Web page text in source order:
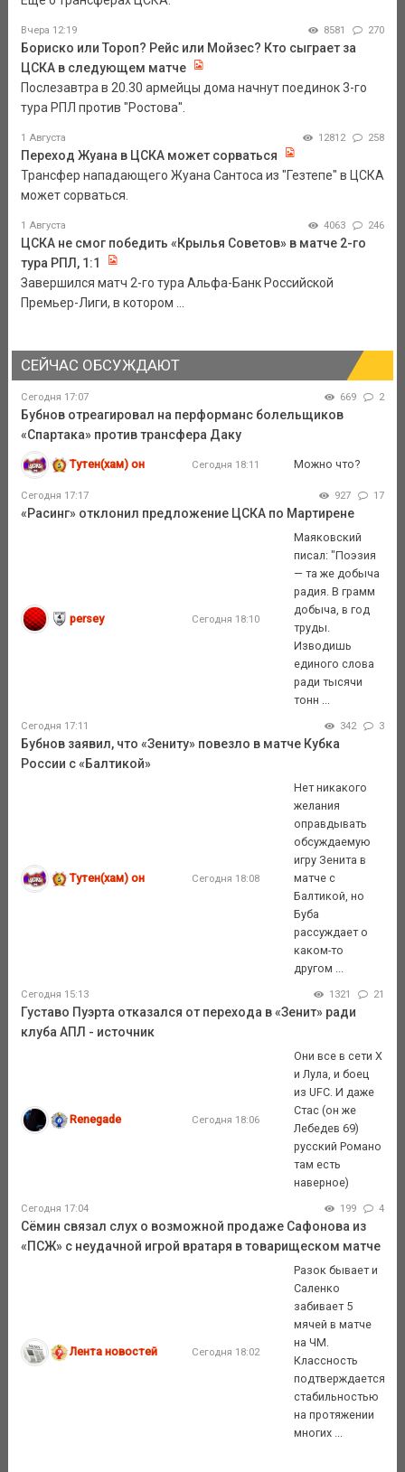
Вчера 12:19 8581 270
Бориско или Тороп? Рейс или Мойзес? Кто сыграет за
ЦСКА в следующем матче
Послезавтра в 20.30 армейцы дома начнут поединок 3-го
тура РПЛ против "Ростова".
1 Августа 12812 258
Переход Жуана в ЦСКА может сорваться
Трансфер нападающего Жуана Сантоса из "Гезтепе" в ЦСКА
может сорваться.
1 Августа 4063 246
ЦСКА не смог победить «Крылья Советов» в матче 2-го
тура РПЛ, 1:1
Завершился матч 2-го тура Альфа-Банк Российской
Премьер-Лиги, в котором ...
СЕЙЧАС ОБСУЖДАЮТ
Сегодня 17:07 669 2
Бубнов отреагировал на перформанс болельщиков
«Спартака» против трансфера Даку
Тутен(хам) он Сегодня 18:11 Можно что?
Сегодня 17:17 927 17
«Расинг» отклонил предложение ЦСКА по Мартирене
persey Сегодня 18:10
Маяковский
писал: "Поэзия
— та же добыча
радия. В грамм
добыча, в год
труды.
Изводишь
единого слова
ради тысячи
тонн ...
Сегодня 17:11 342 3
Бубнов заявил, что «Зениту» повезло в матче Кубка
России с «Балтикой»
Тутен(хам) он Сегодня 18:08
Нет никакого
желания
оправдывать
обсуждаемую
игру Зенита в
матче с
Балтикой, но
Буба
рассуждает о
каком-то
другом ...
Сегодня 15:13 1321 21
Густаво Пуэрта отказался от перехода в «Зенит» ради
клуба АПЛ - источник
Renegade Сегодня 18:06
Они все в сети X
и Лула, и боец
из UFC. И даже
Стас (он же
Лебедев 69)
русский Романо
там есть
наверное)
Сегодня 17:04 199 4
Сёмин связал слух о возможной продаже Сафонова из
«ПСЖ» с неудачной игрой вратаря в товарищеском матче
Лента новостей Сегодня 18:02
Разок бывает и
Саленко
забивает 5
мячей в матче
на ЧМ.
Классность
подтверждается
стабильностью
на протяжении
многих ...